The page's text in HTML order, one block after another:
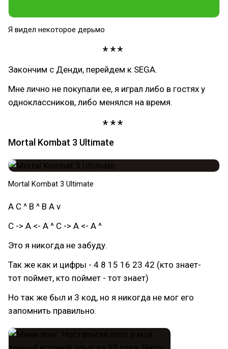
Я видел некоторое дерьмо
Закончим с Денди, перейдем к SEGA.
Мне лично не покупали ее, я играл либо в гостях у
одноклассников, либо менялся на время.
Mortal Kombat 3 Ultimate
Mortal Kombat 3 Ultimate
A C ^ B ^ B A v
C -> A <- А ^ C -> A <- А ^
Это я никогда не забуду.
Так же как и цифры - 4 8 15 16 23 42 (кто знает-
тот поймет, кто поймет - тот знает)
Но так же был и 3 код, но я никогда не мог его
запомнить правильно.